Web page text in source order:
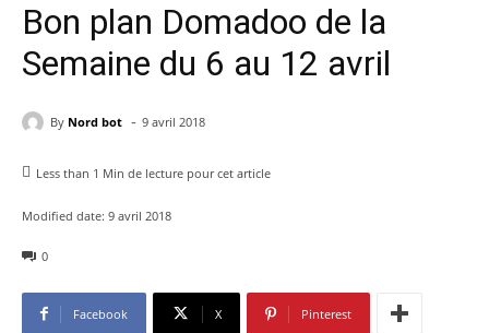
Bon plan Domadoo de la
Semaine du 6 au 12 avril
By Nord bot - 9 avril 2018
Less than 1 Min de lecture pour cet article
Modified date: 9 avril 2018
0
Facebook X Pinterest